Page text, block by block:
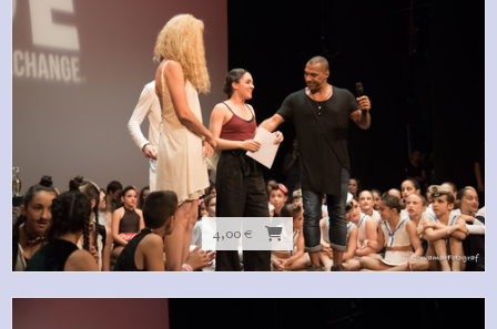
4,00 €